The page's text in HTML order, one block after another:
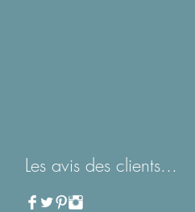
Les avis des clients...